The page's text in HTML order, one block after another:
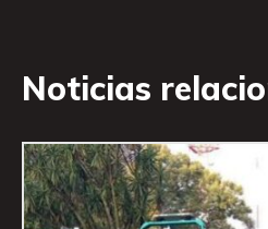
Noticias